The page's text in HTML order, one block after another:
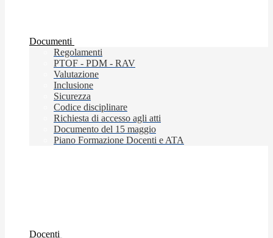
Documenti
Regolamenti
PTOF - PDM - RAV
Valutazione
Inclusione
Sicurezza
Codice disciplinare
Richiesta di accesso agli atti
Documento del 15 maggio
Piano Formazione Docenti e ATA
Docenti